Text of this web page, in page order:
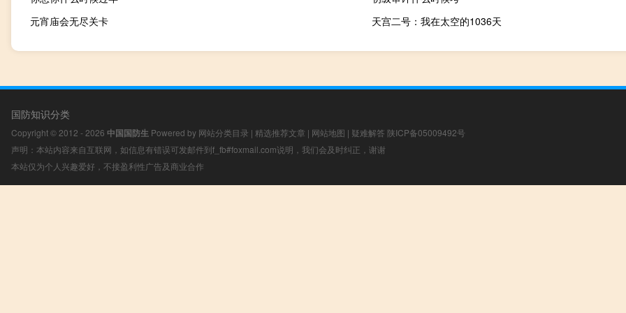
元宵庙会无尽关卡
天宫二号：我在太空的1036天
国防知识分类
Copyright © 2012 - 2026 中国国防生 Powered by 网站分类目录 | 精选推荐文章 | 网站地图 | 疑难解答 陕ICP备05009492号
声明：本站内容来自互联网，如信息有错误可发邮件到f_fb#foxmail.com说明，我们会及时纠正，谢谢
本站仅为个人兴趣爱好，不接盈利性广告及商业合作